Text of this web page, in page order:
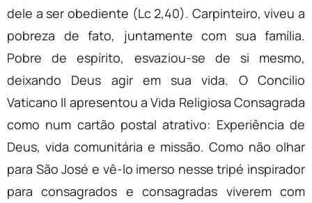
dele a ser obediente (Lc 2,40). Carpinteiro, viveu a
pobreza de fato, juntamente com sua família.
Pobre de espírito, esvaziou-se de si mesmo,
deixando Deus agir em sua vida. O Concilio
Vaticano II apresentou a Vida Religiosa Consagrada
como num cartão postal atrativo: Experiência de
Deus, vida comunitária e missão. Como não olhar
para São José e vê-lo imerso nesse tripé inspirador
para consagrados e consagradas viverem com